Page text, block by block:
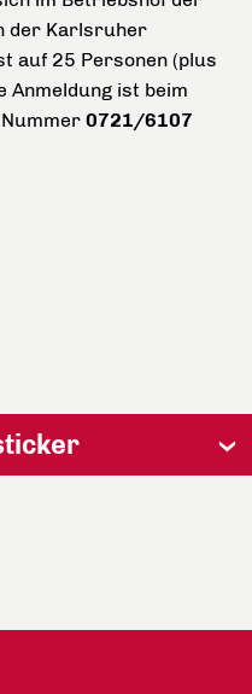
der Karlsruher
auf 25 Personen (plus
Anmeldung ist beim
0721/6107